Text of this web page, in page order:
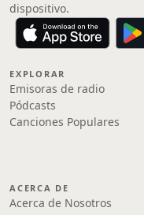
dispositivo.
EXPLORAR
Emisoras de radio
Pódcasts
Canciones Populares
ACERCA DE
Acerca de Nosotros